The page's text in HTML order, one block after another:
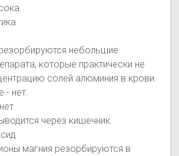
небольшие
которые практически не
солей алюминия в крови.
- нет.
через кишечник.
магния резорбируются в